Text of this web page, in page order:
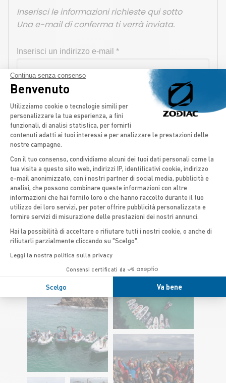
Continua senza consenso
Benvenuto
Piattaforma di Gestione del
Utilizziamo cookie o tecnologie simili per
personalizzare la tua esperienza, a fini
funzionali, di analisi statistica, per fornirti
contenuti adatti ai tuoi interessi e per analizzare le prestazioni delle
nostre campagne.
Con il tuo consenso, condividiamo alcuni dei tuoi dati personali come la
tua visita a questo sito web, indirizzi IP, identificativi cookie, indirizzo
e-mail anonimizzato, con i nostri partner di social media, pubblicità e
analisi, che possono combinare queste informazioni con altre
informazioni che hai fornito loro o che hanno raccolto durante il tuo
utilizzo dei loro servizi, per poter offrire pubblicità personalizzata e
fornire servizi di misurazione delle prestazioni dei nostri annunci.
Hai la possibilità di accettare o rifiutare tutti i nostri cookie, o anche di
rifiutarli parzialmente cliccando su "Scelgo".
Leggi la nostra politica sulla privacy
Consensi certificati da
Scelgo Va bene
Axeptio consent